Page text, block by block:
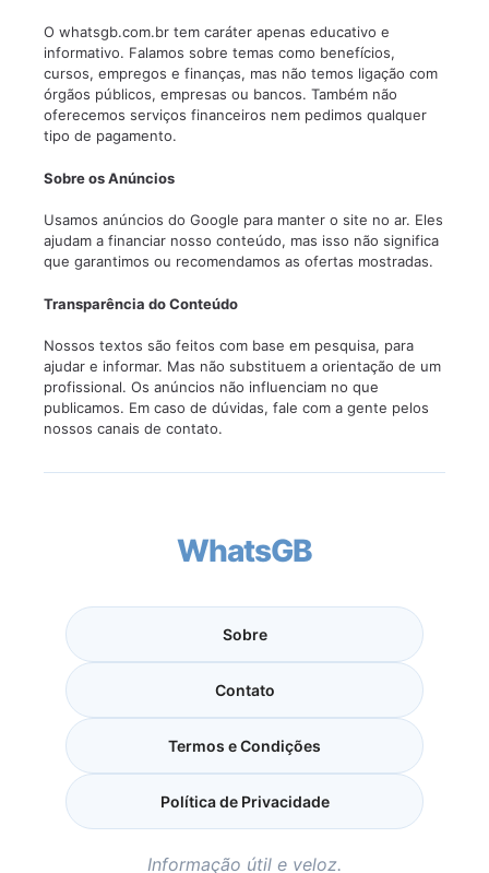
O whatsgb.com.br tem caráter apenas educativo e
informativo. Falamos sobre temas como benefícios,
cursos, empregos e finanças, mas não temos ligação com
órgãos públicos, empresas ou bancos. Também não
oferecemos serviços financeiros nem pedimos qualquer
tipo de pagamento.
Sobre os Anúncios
Usamos anúncios do Google para manter o site no ar. Eles
ajudam a financiar nosso conteúdo, mas isso não significa
que garantimos ou recomendamos as ofertas mostradas.
Transparência do Conteúdo
Nossos textos são feitos com base em pesquisa, para
ajudar e informar. Mas não substituem a orientação de um
profissional. Os anúncios não influenciam no que
publicamos. Em caso de dúvidas, fale com a gente pelos
nossos canais de contato.
WhatsGB
Sobre
Contato
Termos e Condições
Política de Privacidade
Informação útil e veloz.